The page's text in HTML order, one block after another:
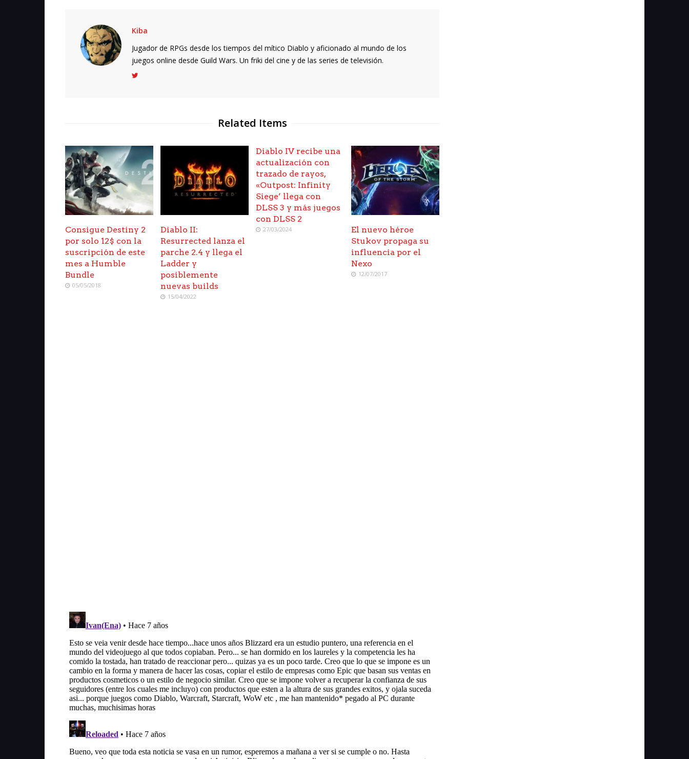
Kiba
Jugador de RPGs desde los tiempos del mítico Diablo y aficionado al mundo de los
juegos online desde Guild Wars. Un friki del cine y de las series de televisión.
Related Items
Consigue Destiny 2
por solo 12$ con la
suscripción de este
mes a Humble
Bundle
05/05/2018
Diablo II:
Resurrected lanza el
parche 2.4 y llega el
Ladder y
posiblemente
nuevas builds
15/04/2022
Diablo IV recibe una
actualización con
trazado de rayos,
«Outpost: Infinity
Siege’ llega con
DLSS 3 y más juegos
con DLSS 2
27/03/2024
El nuevo héroe
Stukov propaga su
influencia por el
Nexo
12/07/2017